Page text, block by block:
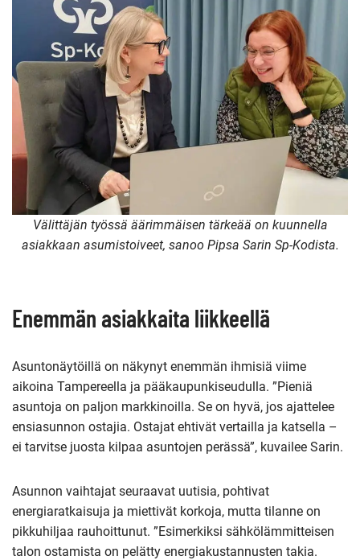
Välittäjän työssä äärimmäisen tärkeää on kuunnella
asiakkaan asumistoiveet, sanoo Pipsa Sarin Sp-Kodista.
Enemmän asiakkaita liikkeellä
Asuntonäytöillä on näkynyt enemmän ihmisiä viime
aikoina Tampereella ja pääkaupunkiseudulla. ”Pieniä
asuntoja on paljon markkinoilla. Se on hyvä, jos ajattelee
ensiasunnon ostajia. Ostajat ehtivät vertailla ja katsella –
ei tarvitse juosta kilpaa asuntojen perässä”, kuvailee Sarin.
Asunnon vaihtajat seuraavat uutisia, pohtivat
energiaratkaisuja ja miettivät korkoja, mutta tilanne on
pikkuhiljaa rauhoittunut. ”Esimerkiksi sähkölämmitteisen
talon ostamista on pelätty energiakustannusten takia.